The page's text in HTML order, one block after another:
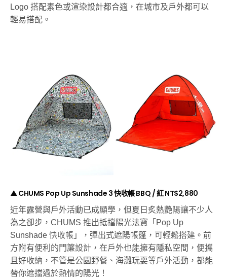
Logo 搭配素色或渲染設計都合適，在城市及戶外都可以
輕易搭配。
▲ CHUMS Pop Up Sunshade 3 快收帳 BBQ / 紅 NT$2,880
近年露營與戶外活動已成顯學，但夏日炙熱艷陽讓不少人
為之卻步，CHUMS 推出抵擋陽光法寶「Pop Up
Sunshade 快收帳」，彈出式遮陽帳篷，可輕鬆搭建。前
方附有便利的門簾設計，在戶外也能擁有隱私空間，便攜
且好收納，不管是公園野餐、海灘玩耍等戶外活動，都能
替你遮擋過於熱情的陽光！